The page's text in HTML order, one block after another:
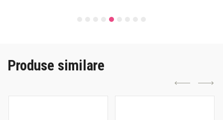
Produse similare